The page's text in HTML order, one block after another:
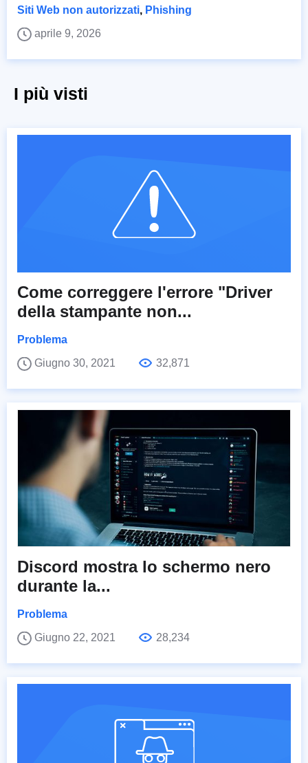
Siti Web non autorizzati, Phishing
aprile 9, 2026
I più visti
Come correggere l'errore "Driver
della stampante non...
Problema
Giugno 30, 2021
32,871
Discord mostra lo schermo nero
durante la...
Problema
Giugno 22, 2021
28,234